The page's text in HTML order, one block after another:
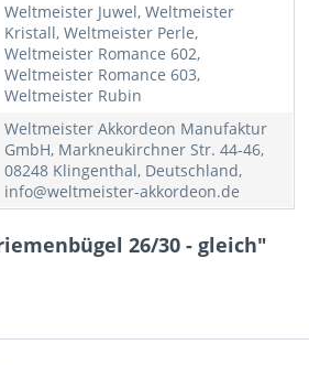
Weltmeister Juwel, Weltmeister
Kristall, Weltmeister Perle,
Weltmeister Romance 602,
Weltmeister Romance 603,
Weltmeister Rubin
Weltmeister Akkordeon Manufaktur
GmbH, Markneukirchner Str. 44-46,
08248 Klingenthal, Deutschland,
info@weltmeister-akkordeon.de
26/30 - gleich"